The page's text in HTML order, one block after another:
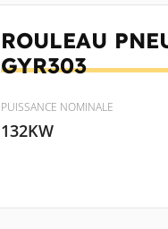
ROULEAU
GYR303
PUISSANCE NOMINALE
132KW